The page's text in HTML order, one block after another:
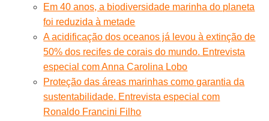
Em 40 anos, a biodiversidade marinha do planeta
foi reduzida à metade
A acidificação dos oceanos já levou à extinção de
50% dos recifes de corais do mundo. Entrevista
especial com Anna Carolina Lobo
Proteção das áreas marinhas como garantia da
sustentabilidade. Entrevista especial com
Ronaldo Francini Filho